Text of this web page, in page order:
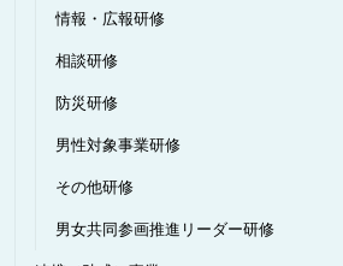
情報・広報研修
相談研修
防災研修
男性対象事業研修
その他研修
男女共同参画推進リーダー研修